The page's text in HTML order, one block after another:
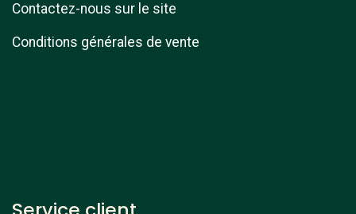
Contactez-nous sur le site
Conditions générales de vente